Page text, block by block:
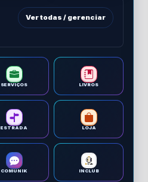
Ver todas / gerenciar
SERVIÇOS LIVROS
ESTRADA LOJA
COMUNIK INCLUB